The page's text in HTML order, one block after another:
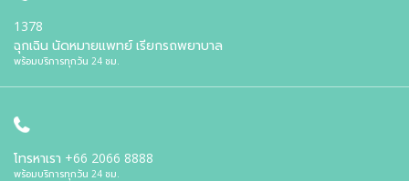
1378
ฉุกเฉิน นัดหมายแพทย์ เรียกรถพยาบาล
พร้อมบริการทุกวัน 24 ชม.
โทรหาเรา +66 2066 8888
พร้อมบริการทุกวัน 24 ชม.